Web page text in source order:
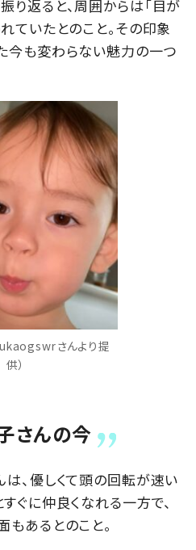
返ると、周囲からは「目が
ていたとのこと。その印象
今も変わらない魅力の一つ
さんより提
供）
さんの今
、優しくて頭の回転が速い
ぐに仲良くなれる一方で、
あるとのこと。